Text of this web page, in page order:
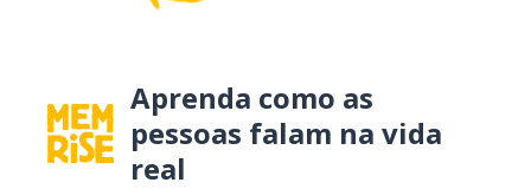
Aprenda como as
pessoas falam na vida
real